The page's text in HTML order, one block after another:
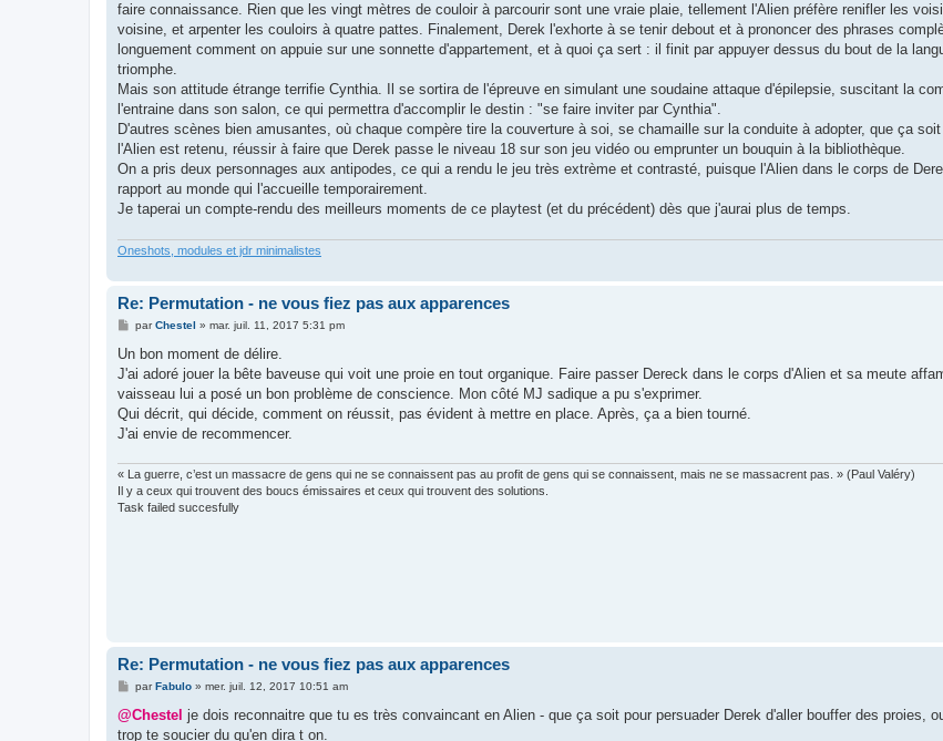
faire connaissance. Rien que les vingt mètres de couloir à parcourir sont une vraie plaie, tellement l'Alien préfère renifler les
voisine, et arpenter les couloirs à quatre pattes. Finalement, Derek l'exhorte à se tenir debout et à prononcer des phrases
longuement comment on appuie sur une sonnette d'appartement, et à quoi ça sert : il finit par appuyer dessus du bout de la
triomphe.
Mais son attitude étrange terrifie Cynthia. Il se sortira de l'épreuve en simulant une soudaine attaque d'épilepsie, suscitant la
l'entraine dans son salon, ce qui permettra d'accomplir le destin : "se faire inviter par Cynthia".
D'autres scènes bien amusantes, où chaque compère tire la couverture à soi, se chamaille sur la conduite à adopter, que ça
l'Alien est retenu, réussir à faire que Derek passe le niveau 18 sur son jeu vidéo ou emprunter un bouquin à la bibliothèque.
On a pris deux personnages aux antipodes, ce qui a rendu le jeu très extrème et contrasté, puisque l'Alien dans le corps de
rapport au monde qui l'accueille temporairement.
Je taperai un compte-rendu des meilleurs moments de ce playtest (et du précédent) dès que j'aurai plus de temps.
Oneshots, modules et jdr minimalistes
Re: Permutation - ne vous fiez pas aux apparences
M
s
a
g
parChestel » mar. juil. 11, 2017 5:31 pm
Un bon moment de délire.
J'ai adoré jouer la bête baveuse qui voit une proie en tout organique. Faire passer Dereck dans le corps d'Alien et sa meute
vaisseau lui a posé un bon problème de conscience. Mon côté MJ sadique a pu s'exprimer.
Qui décrit, qui décide, comment on réussit, pas évident à mettre en place. Après, ça a bien tourné.
J'ai envie de recommencer.
« La guerre, c’est un massacre de gens qui ne se connaissent pas au profit de gens qui se connaissent, mais ne se massacrent pas. » (Paul Valéry)
Il y a ceux qui trouvent des boucs émissaires et ceux qui trouvent des solutions.
Task failed succesfully
Re: Permutation - ne vous fiez pas aux apparences
M
s
a
parFabulo» mer. juil. 12, 2017 10:51 am
@Chestel je dois reconnaitre que tu es très convaincant en Alien - que ça soit pour persuader Derek d'aller bouffer des proies,
trop te soucier du qu'en dira t on.